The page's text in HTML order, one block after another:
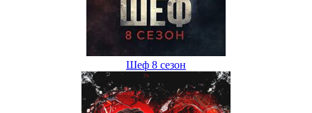
Шеф 8 сезон